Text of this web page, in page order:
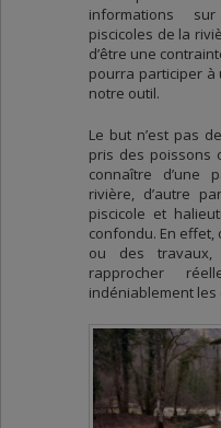
informations
piscicoles de la
d’être une
pourra participer à
notre outil.
Le but n’est pas
pris des poissons
connaître d’une
rivière, d’autre
piscicole et
confondu. En
ou des
rapprocher
indéniablement